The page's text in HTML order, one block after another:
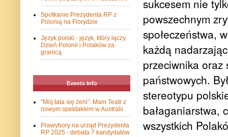
sukcesem nie
powszechnym
społeczeństwa,
każdą
przeciwnika oraz
państwowych.
stereotypu
bałaganiarstwa,
wszystkich
Spotkanie Prezydenta RP z
Polonią na Florydzie
Język polski - język, który łączy.
Dzień Polonii i Polaków za
granicą
Events Info
"Mój tata się żeni". Mam Teatr z
nowym spektaklem w Australii
Prawybory na urząd Prezydenta
RP 2025 - debata 7 kandydatów